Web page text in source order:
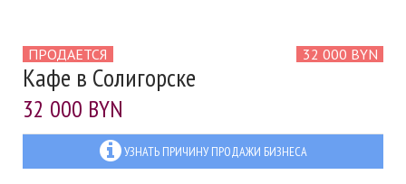
ПРОДАЕТСЯ 32 000 BYN
Кафе в Солигорске
32 000 BYN
УЗНАТЬ ПРИЧИНУ ПРОДАЖИ БИЗНЕСА